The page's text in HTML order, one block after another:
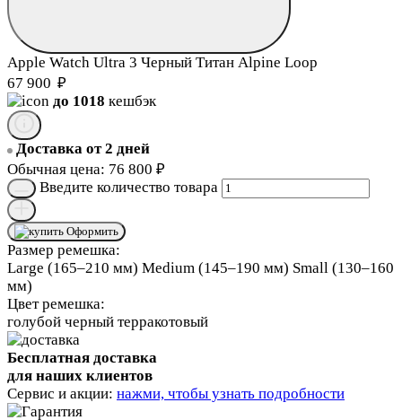
Apple Watch Ultra 3 Черный Титан Alpine Loop
67 900 ₽
до 1018 кешбэк
Доставка от 2 дней
Обычная цена: 76 800 ₽
Введите количество товара
Оформить
Размер ремешка:
Large (165–210 мм) Medium (145–190 мм) Small (130–160
мм)
Цвет ремешка:
голубой черный терракотовый
Бесплатная доставка
для наших клиентов
Сервис и акции: нажми, чтобы узнать подробности